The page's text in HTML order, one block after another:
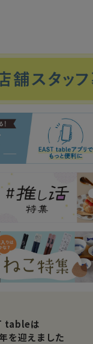
tableは
を迎えました